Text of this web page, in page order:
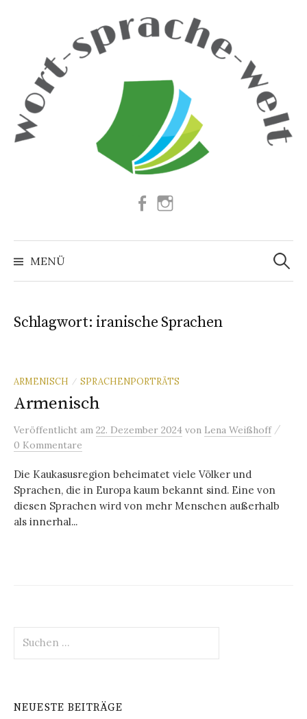
Facebook
MENÜ
Suchen
nach:
Schlagwort: iranische Sprachen
ARMENISCH / SPRACHENPORTRÄTS
Armenisch
Veröffentlicht am 22. Dezember 2024 von Lena Weißhoff /
0 Kommentare
Die Kaukasusregion beheimatet viele Völker und
Sprachen, die in Europa kaum bekannt sind. Eine von
diesen Sprachen wird von mehr Menschen außerhalb
als innerhal...
nach:
NEUESTE BEITRÄGE